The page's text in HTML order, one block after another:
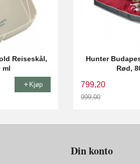
Reiseskål,
ml
Kjøp
Hunter
Rød,
799,20
999,00
Din konto